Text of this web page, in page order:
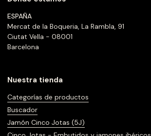
ESPAÑA
Mercat de la Boqueria, La Rambla, 91
Ciutat Vella - 08001
Barcelona
Nuestra tienda
Categorías de productos
Buscador
Jamón Cinco Jotas (5J)